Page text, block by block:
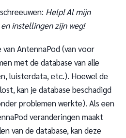
Help! Al mijn
instellingen zijn weg!
AntennaPod (van voor
met de database van alle
luisterdata, etc.). Hoewel de
kan je database beschadigd
problemen werkte). Als een
veranderingen maakt
van de database, kan deze